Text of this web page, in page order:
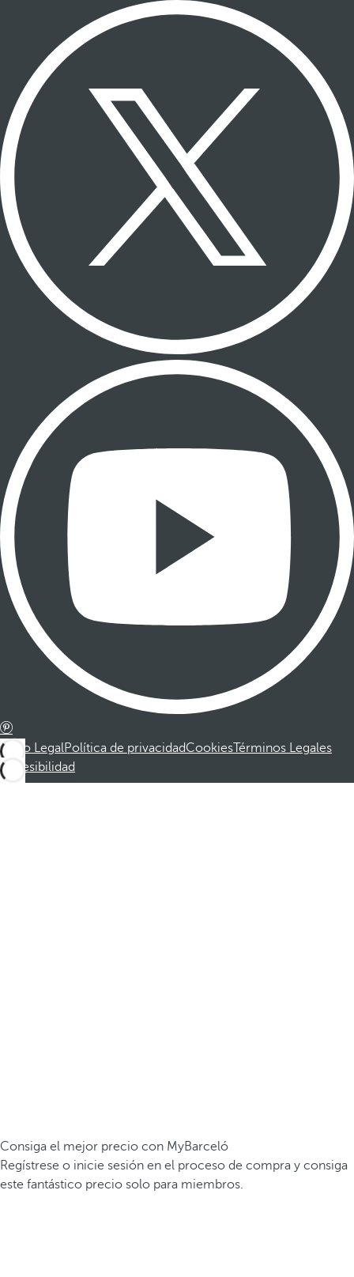
Aviso LegalPolítica de privacidadCookiesTérminos Legales
Accesibilidad
Consiga el mejor precio con MyBarceló
Regístrese o inicie sesión en el proceso de compra y consiga
este fantástico precio solo para miembros.